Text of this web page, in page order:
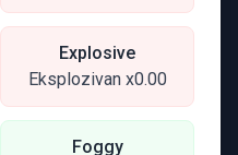
Explosive
Eksplozivan x0.00
Foggy